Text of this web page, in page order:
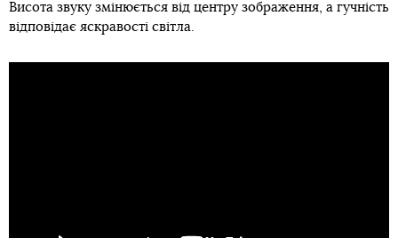
Висота звуку змінюється від центру зображення, а гучність
відповідає яскравості світла.